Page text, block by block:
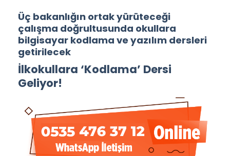
Üç bakanlığın ortak yürüteceği
çalışma doğrultusunda okullara
bilgisayar kodlama ve yazılım dersleri
getirilecek
İlkokullara ‘Kodlama’ Dersi
Geliyor!